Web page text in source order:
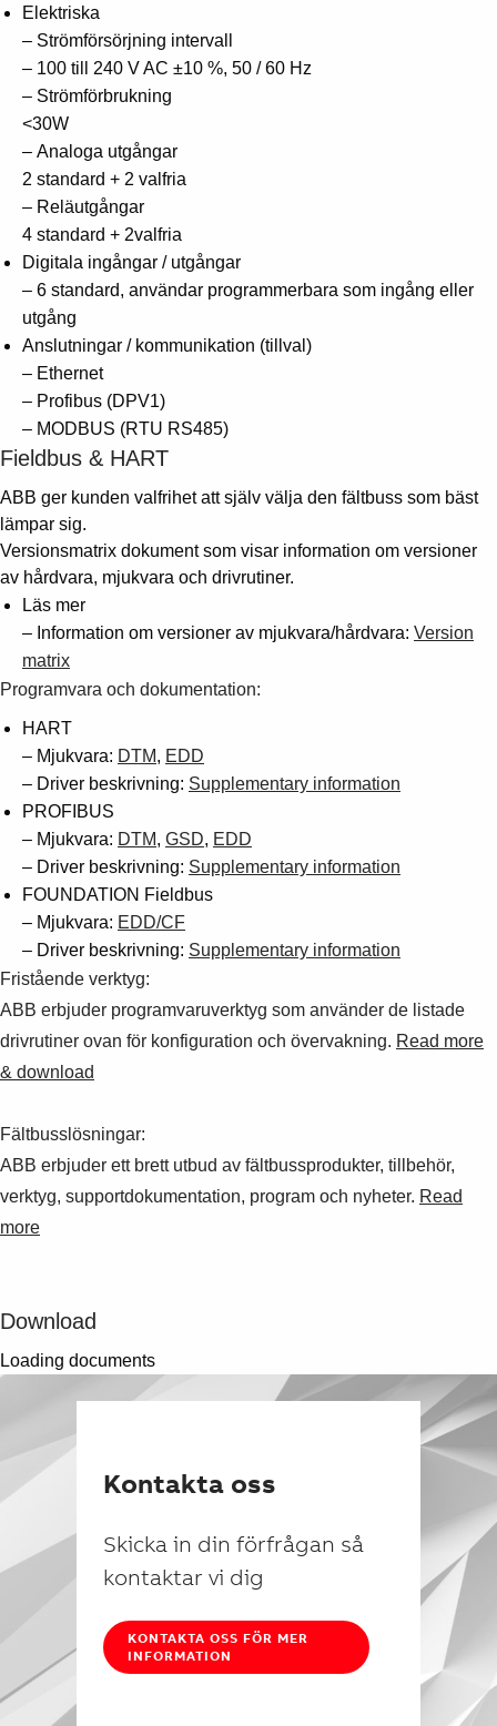
Elektriska
– Strömförsörjning intervall
– 100 till 240 V AC ±10 %, 50 / 60 Hz
– Strömförbrukning
<30W
– Analoga utgångar
2 standard + 2 valfria
– Reläutgångar
4 standard + 2valfria
Digitala ingångar / utgångar
– 6 standard, användar programmerbara som ingång eller
utgång
Anslutningar / kommunikation (tillval)
– Ethernet
– Profibus (DPV1)
– MODBUS (RTU RS485)
Fieldbus & HART
ABB ger kunden valfrihet att själv välja den fältbuss som bäst
lämpar sig.
Versionsmatrix dokument som visar information om versioner
av hårdvara, mjukvara och drivrutiner.
Läs mer
– Information om versioner av mjukvara/hårdvara: Version
matrix
Programvara och dokumentation:
HART
– Mjukvara: DTM, EDD
– Driver beskrivning: Supplementary information
PROFIBUS
– Mjukvara: DTM, GSD, EDD
– Driver beskrivning: Supplementary information
FOUNDATION Fieldbus
– Mjukvara: EDD/CF
– Driver beskrivning: Supplementary information
Fristående verktyg:
ABB erbjuder programvaruverktyg som använder de listade
drivrutiner ovan för konfiguration och övervakning. Read more
& download
Fältbusslösningar:
ABB erbjuder ett brett utbud av fältbussprodukter, tillbehör,
verktyg, supportdokumentation, program och nyheter. Read
more
Download
Loading documents
Kontakta oss
Skicka in din förfrågan så
kontaktar vi dig
KONTAKTA OSS FÖR MER
INFORMATION